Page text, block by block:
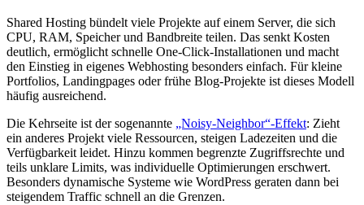
Shared Hosting bündelt viele Projekte auf einem Server, die sich
CPU, RAM, Speicher und Bandbreite teilen. Das senkt Kosten
deutlich, ermöglicht schnelle One-Click-Installationen und macht
den Einstieg in eigenes Webhosting besonders einfach. Für kleine
Portfolios, Landingpages oder frühe Blog-Projekte ist dieses Modell
häufig ausreichend.
Die Kehrseite ist der sogenannte „Noisy-Neighbor“-Effekt: Zieht
ein anderes Projekt viele Ressourcen, steigen Ladezeiten und die
Verfügbarkeit leidet. Hinzu kommen begrenzte Zugriffsrechte und
teils unklare Limits, was individuelle Optimierungen erschwert.
Besonders dynamische Systeme wie WordPress geraten dann bei
steigendem Traffic schnell an die Grenzen.